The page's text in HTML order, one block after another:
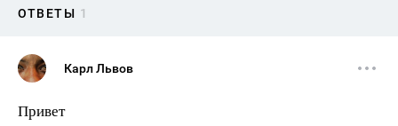
ОТВЕТЫ 1
Карл Львов
Привет